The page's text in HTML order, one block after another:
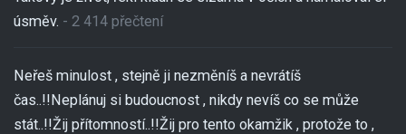
úsměv. - 2 414 přečtení
Neřeš minulost , stejně ji nezměníš a nevrátíš
čas..!!Neplánuj si budoucnost , nikdy nevíš co se může
stát..!!Žij přítomností..!!Žij pro tento okamžik , protože to ,